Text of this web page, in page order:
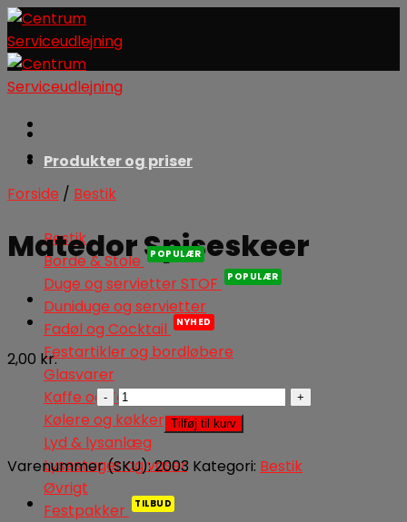
Skip
to
content
Produkter og priser
Bestik
Borde & Stole
Duge og servietter STOF
Duniduge og servietter
Fadøl og Cocktail
Festartikler og bordløbere
Glasvarer
Kaffe og Te
Kølere og køkkenudstyr
Lyd & lysanlæg
Lysestager og vaser
Øvrigt
Festpakker
Forside / Bestik
Matedor Spiseskeer
2,00 kr.
Matedor
Spiseskeer
antal
Tilføj til kurv
Varenummer (SKU):2003 Kategori: Bestik